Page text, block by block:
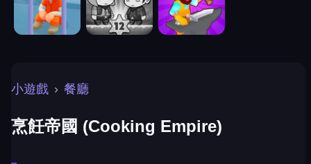
小遊戲 › 餐廳
烹飪帝國 (Cooking Empire)